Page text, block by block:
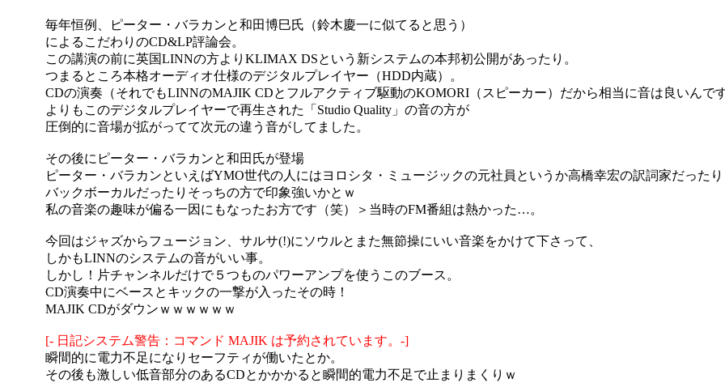
毎年恒例、ピーター・バラカンと和田博巳氏（鈴木慶一に似てると思う）
によるこだわりのCD&LP評論会。
この講演の前に英国LINNの方よりKLIMAX DSという新システムの本邦初公開があったり。
つまるところ本格オーディオ仕様のデジタルプレイヤー（HDD内蔵）。
CDの演奏（それでもLINNのMAJIK CDとフルアクティブ駆動のKOMORI（スピーカー）だから相当に音は良いんで
よりもこのデジタルプレイヤーで再生された「Studio Quality」の音の方が
圧倒的に音場が拡がってて次元の違う音がしてました。
その後にピーター・バラカンと和田氏が登場
ピーター・バラカンといえばYMO世代の人にはヨロシタ・ミュージックの元社員というか高橋幸宏の訳詞家だったり
バックボーカルだったりそっちの方で印象強いかとｗ
私の音楽の趣味が偏る一因にもなったお方です（笑）＞当時のFM番組は熱かった…。
今回はジャズからフュージョン、サルサ(!)にソウルとまた無節操にいい音楽をかけて下さって、
しかもLINNのシステムの音がいい事。
しかし！片チャンネルだけで５つものパワーアンプを使うこのブース。
CD演奏中にベースとキックの一撃が入ったその時！
MAJIK CDがダウンｗｗｗｗｗｗ
[- 日記システム警告：コマンド MAJIK は予約されています。-]
瞬間的に電力不足になりセーフティが働いたとか。
その後も激しい低音部分のあるCDとかかかると瞬間的電力不足で止まりまくりｗ